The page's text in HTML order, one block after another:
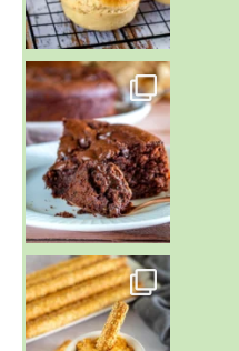
~ GÂTEAU FONDANT CHOCO NOISETTE ~
C'est lundi